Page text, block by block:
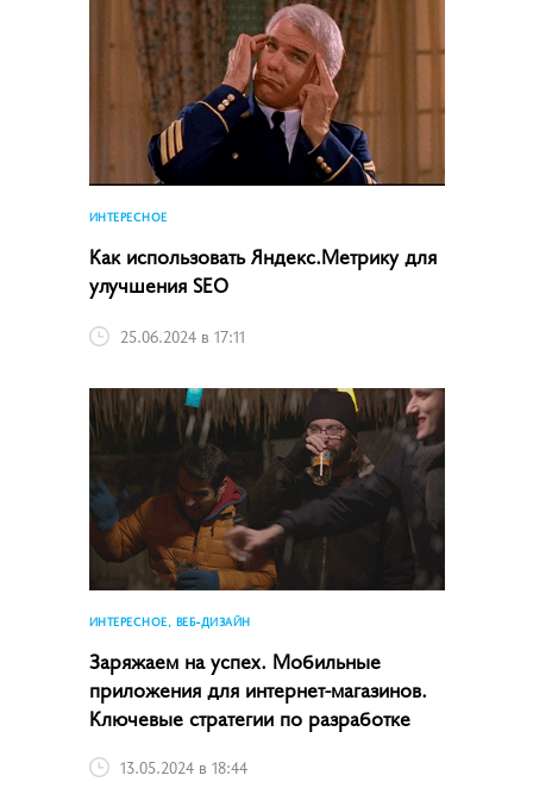
ИНТЕРЕСНОЕ
Как использовать Яндекс.Метрику для
улучшения SEO
25.06.2024 в 17:11
ИНТЕРЕСНОЕ, ВЕБ-ДИЗАЙН
Заряжаем на успех. Мобильные
приложения для интернет-магазинов.
Ключевые стратегии по разработке
13.05.2024 в 18:44